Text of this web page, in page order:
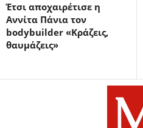
Έτσι αποχαιρέτισε η
Αννίτα Πάνια τον
bodybuilder «Κράζεις,
θαυμάζεις»